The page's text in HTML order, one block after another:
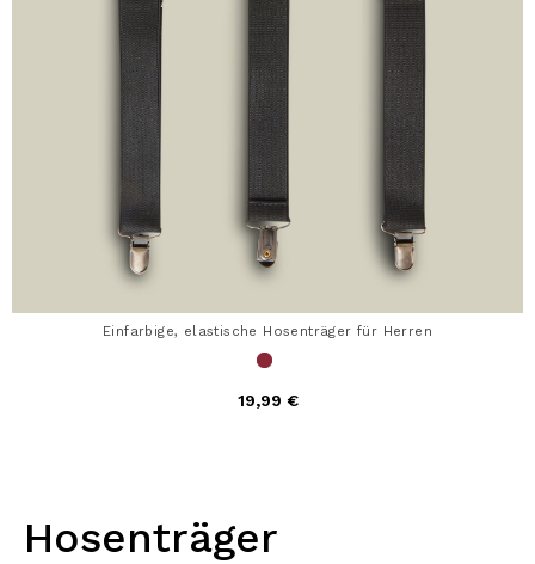
Einfarbige, elastische Hosenträger für Herren
19,99 €
Hosenträger